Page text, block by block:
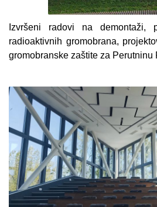
Izvršeni radovi na demontaži,
radioaktivnih gromobrana,
gromobranske zaštite za Perutninu